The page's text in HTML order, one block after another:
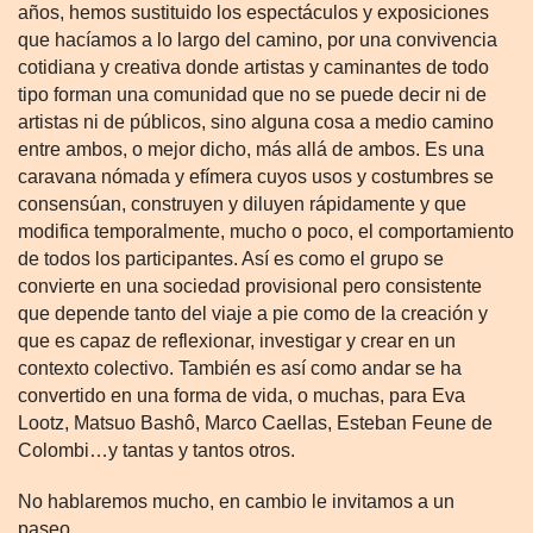
años, hemos sustituido los espectáculos y exposiciones
que hacíamos a lo largo del camino, por una convivencia
cotidiana y creativa donde artistas y caminantes de todo
tipo forman una comunidad que no se puede decir ni de
artistas ni de públicos, sino alguna cosa a medio camino
entre ambos, o mejor dicho, más allá de ambos. Es una
caravana nómada y efímera cuyos usos y costumbres se
consensúan, construyen y diluyen rápidamente y que
modifica temporalmente, mucho o poco, el comportamiento
de todos los participantes. Así es como el grupo se
convierte en una sociedad provisional pero consistente
que depende tanto del viaje a pie como de la creación y
que es capaz de reflexionar, investigar y crear en un
contexto colectivo. También es así como andar se ha
convertido en una forma de vida, o muchas, para Eva
Lootz, Matsuo Bashô, Marco Caellas, Esteban Feune de
Colombi…y tantas y tantos otros.
No hablaremos mucho, en cambio le invitamos a un
paseo.